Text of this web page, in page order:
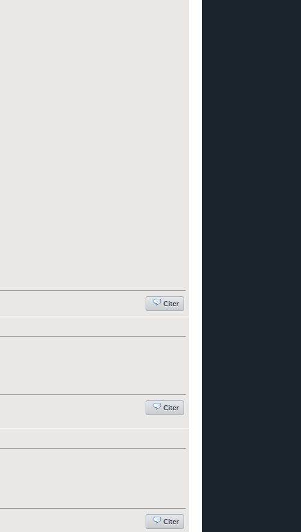
Citer
Citer
Citer